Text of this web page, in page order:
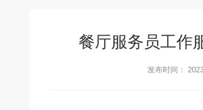
餐厅服务员工作
发布时间：